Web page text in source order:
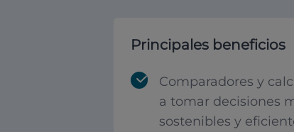
Principales beneficios
Comparadores y
a tomar decisiones
sostenibles y